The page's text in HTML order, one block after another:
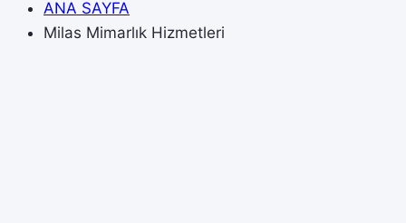
ANA SAYFA
Milas Mimarlık Hizmetleri